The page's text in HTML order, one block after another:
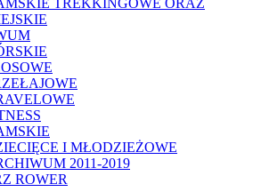
TREKKINGOWE ORAZ
I MŁODZIEŻOWE
2011-2019
ROWER